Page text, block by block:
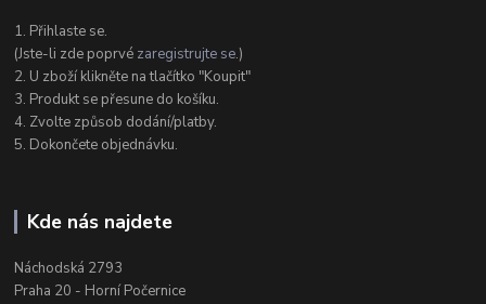
1. Přihlaste se.
(Jste-li zde poprvé zaregistrujte se.)
2. U zboží klikněte na tlačítko "Koupit"
3. Produkt se přesune do košíku.
4. Zvolte způsob dodání/platby.
5. Dokončete objednávku.
Kde nás najdete
Náchodská 2793
Praha 20 - Horní Počernice